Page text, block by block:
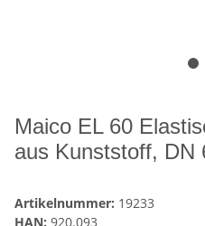
Maico EL 60
aus Kunststoff, DN
Artikelnummer: 19233
HAN: 920.093